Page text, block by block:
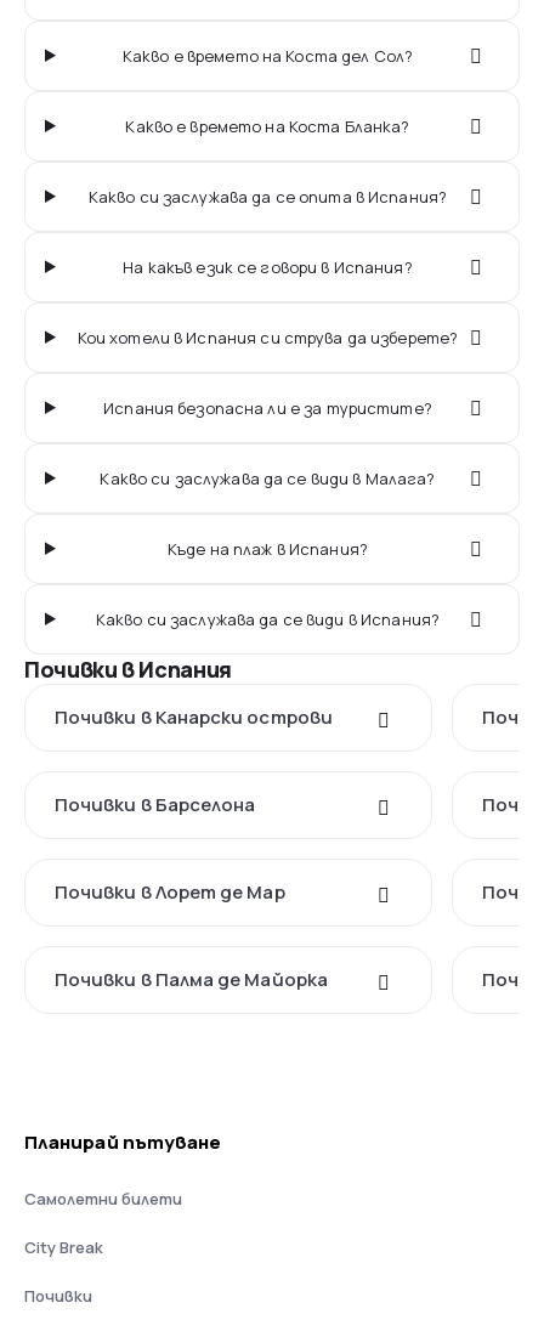
Какво е времето на Коста дел Сол?
Какво е времето на Коста Бланка?
Какво си заслужава да се опита в Испания?
На какъв език се говори в Испания?
Кои хотели в Испания си струва да изберете?
Испания безопасна ли е за туристите?
Какво си заслужава да се види в Малага?
Къде на плаж в Испания?
Какво си заслужава да се види в Испания?
Почивки в Испания
Почивки в Канарски острови
Почивки в Барселона
Почивки в Лорет де Мар
Почивки в Палма де Майорка
Планирай пътуване
Самолетни билети
City Break
Почивки